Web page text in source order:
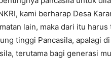
kami berharap Desa
lain, maka dari itu
tinggi Pancasila, apalagi
terutama bagi generasi